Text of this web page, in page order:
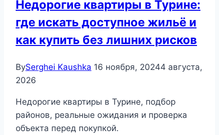
Недорогие квартиры в Турине:
где искать доступное жильё и
как купить без лишних рисков
BySerghei Kaushka 16 ноября, 20244 августа,
2026
Недорогие квартиры в Турине, подбор
районов, реальные ожидания и проверка
объекта перед покупкой.